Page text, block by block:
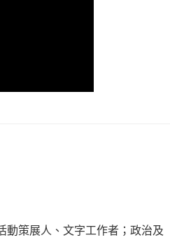
動策展人、文字工作者；政治及